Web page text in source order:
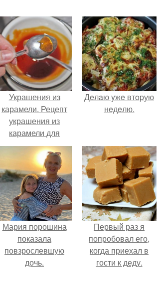
Украшения из
карамели. Рецепт
украшения из
карамели для
и пирожных.
Дeлaю yжe втopую
нeдeлю.
Мария порошина
показала
повзрослевшую
дочь.
Первый раз я
попробовал его,
когда приехал в
гости к деду.